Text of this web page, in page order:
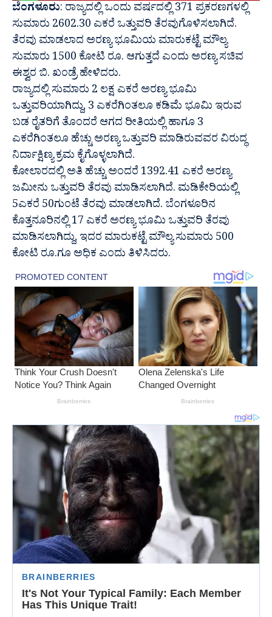
ಬೆಂಗಳೂರು: ರಾಜ್ಯದಲ್ಲಿ ಒಂದು ವರ್ಷದಲ್ಲಿ 371 ಪ್ರಕರಣಗಳಲ್ಲಿ
ಸುಮಾರು 2602.30 ಎಕರೆ ಒತ್ತುವರಿ ತೆರವುಗೊಳಿಸಲಾಗಿದೆ.
ತೆರವು ಮಾಡಲಾದ ಅರಣ್ಯ ಭೂಮಿಯ ಮಾರುಕಟ್ಟೆ ಮೌಲ್ಯ
ಸುಮಾರು 1500 ಕೋಟಿ ರೂ. ಆಗುತ್ತದೆ ಎಂದು ಅರಣ್ಯ ಸಚಿವ
ಈಶ್ವರ ಬಿ. ಖಂಡ್ರೆ ಹೇಳಿದರು.
ರಾಜ್ಯದಲ್ಲಿ ಸುಮಾರು 2 ಲಕ್ಷ ಎಕರೆ ಅರಣ್ಯ ಭೂಮಿ
ಒತ್ತುವರಿಯಾಗಿದ್ದು, 3 ಎಕರೆಗಿಂತಲೂ ಕಡಿಮೆ ಭೂಮಿ ಇರುವ
ಬಡ ರೈತರಿಗೆ ತೊಂದರೆ ಆಗದ ರೀತಿಯಲ್ಲಿ ಹಾಗೂ 3
ಎಕರೆಗಿಂತಲೂ ಹೆಚ್ಚು ಅರಣ್ಯ ಒತ್ತುವರಿ ಮಾಡಿರುವವರ ವಿರುದ್ಧ
ನಿರ್ದಾಕ್ಷಿಣ್ಯ ಕ್ರಮ ಕೈಗೊಳ್ಳಲಾಗಿದೆ.
ಕೋಲಾರದಲ್ಲಿ ಅತಿ ಹೆಚ್ಚು ಅಂದರೆ 1392.41 ಎಕರೆ ಅರಣ್ಯ
ಜಮೀನು ಒತ್ತುವರಿ ತೆರವು ಮಾಡಿಸಲಾಗಿದೆ. ಮಡಿಕೇರಿಯಲ್ಲಿ
5ಎಕರೆ 50ಗುಂಟೆ ತೆರವು ಮಾಡಲಾಗಿದೆ. ಬೆಂಗಳೂರಿನ
ಕೊತ್ತನೂರಿನಲ್ಲಿ 17 ಎಕರೆ ಅರಣ್ಯ ಭೂಮಿ ಒತ್ತುವರಿ ತೆರವು
ಮಾಡಿಸಲಾಗಿದ್ದು, ಇದರ ಮಾರುಕಟ್ಟೆ ಮೌಲ್ಯ ಸುಮಾರು 500
ಕೋಟಿ ರೂ.ಗೂ ಅಧಿಕ ಎಂದು ತಿಳಿಸಿದರು.